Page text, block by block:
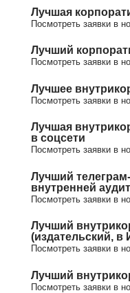
Лучшая
Посмотреть заявки в
Лучший
Посмотреть заявки в
Лучшее
Посмотреть заявки в
Лучшая
в соцсети
Посмотреть заявки в
Лучший
внутренней
Посмотреть заявки в
Лучший
(издательский, в
Посмотреть заявки в
Лучший
Посмотреть заявки в